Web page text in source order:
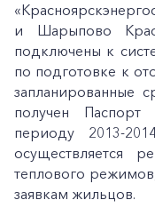
и Шарыпово
подключены к
по подготовке к
получен Паспорт
периоду 2013-
осуществляется
теплового
заявкам жильцов.